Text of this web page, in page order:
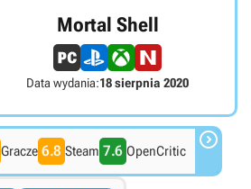
Mortal Shell
Data wydania:18 sierpnia 2020
Gracze 6.8 Steam 7.6 OpenCritic 